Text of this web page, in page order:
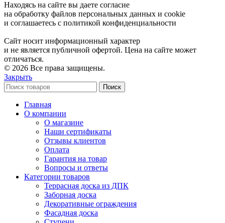
Находясь на сайте вы даете согласие
на обработку файлов персональных данных и cookie
и соглашаетесь с политикой конфиденциальности
Сайт носит информационный характер
и не является публичной офертой. Цена на сайте может
отличаться.
© 2026 Все права защищены.
Закрыть
Поиск
Главная
О компании
О магазине
Наши сертификаты
Отзывы клиентов
Оплата
Гарантия на товар
Вопросы и ответы
Категории товаров
Террасная доска из ДПК
Заборная доска
Декоративные ограждения
Фасадная доска